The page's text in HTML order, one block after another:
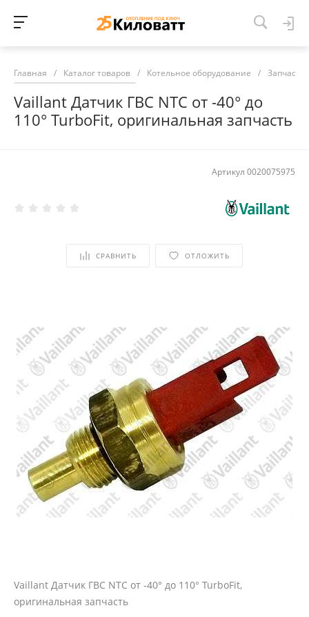
Главная / Каталог товаров / Котельное оборудование / Запчасти
Vaillant Датчик ГВС NTC от -40° до
110° TurboFit, оригинальная запчасть
Артикул 0020075975
СРАВНИТЬ ОТЛОЖИТЬ
Vaillant Датчик ГВС NTC от -40° до 110° TurboFit,
оригинальная запчасть